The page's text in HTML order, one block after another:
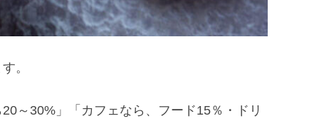
。
～30%」「カフェなら、フード15％・ドリ